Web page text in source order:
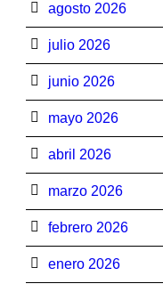
agosto 2026
julio 2026
junio 2026
mayo 2026
abril 2026
marzo 2026
febrero 2026
enero 2026